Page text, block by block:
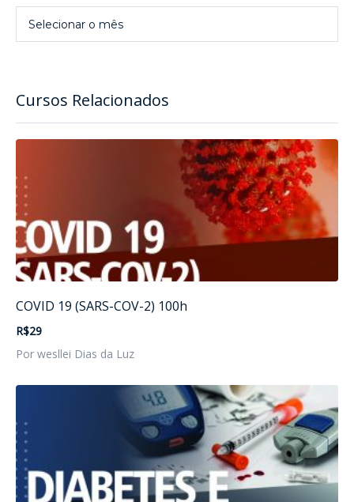
Cursos Relacionados
COVID 19 (SARS-COV-2) 100h
R$29
Por wesllei Dias da Luz
Selecionar o mês